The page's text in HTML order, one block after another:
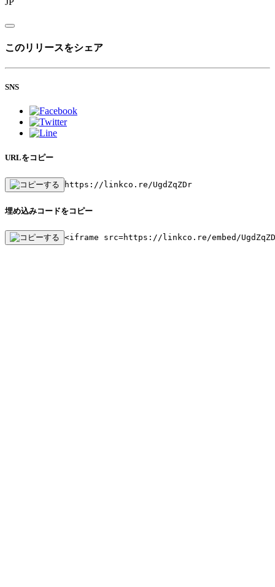
このリリースをシェア
SNS
URLをコピー
https://linkco.re/UgdZqZDr
埋め込みコードをコピー
<iframe src=https://linkco.re/embed/